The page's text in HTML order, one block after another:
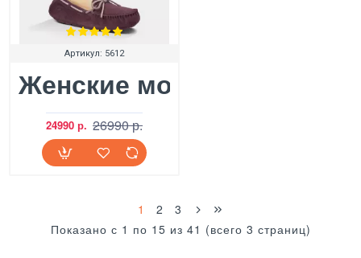
Артикул: 5612
Женские мокасины UGG
24990 р. 26990 р.
1 2
3
Показано с 1 по 15 из 41 (всего 3 страниц)